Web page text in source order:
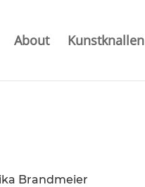
About Kunstknallen
Brandmeier